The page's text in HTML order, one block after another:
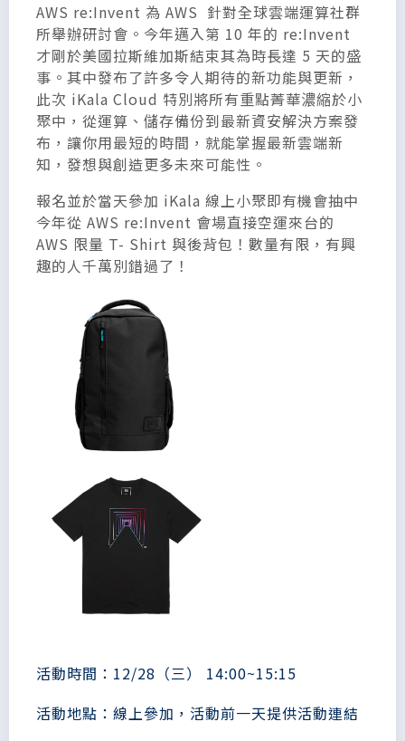
AWS re:Invent 為 AWS 針對全球雲端運算社群
所舉辦研討會。今年邁入第 10 年的 re:Invent
才剛於美國拉斯維加斯結束其為時長達 5 天的盛
事。其中發布了許多令人期待的新功能與更新，
此次 iKala Cloud 特別將所有重點菁華濃縮於小
聚中，從運算、儲存備份到最新資安解決方案發
布，讓你用最短的時間，就能掌握最新雲端新
知，發想與創造更多未來可能性。
報名並於當天參加 iKala 線上小聚即有機會抽中
今年從 AWS re:Invent 會場直接空運來台的
AWS 限量 T- Shirt 與後背包！數量有限，有興
趣的人千萬別錯過了！
活動時間：12/28（三） 14:00~15:15
活動地點：線上參加，活動前一天提供活動連結